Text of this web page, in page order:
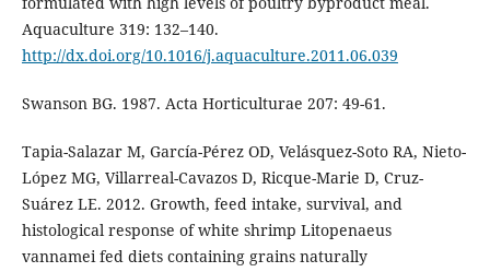
Aquaculture 319: 132–140.
http://dx.doi.org/10.1016/j.aquaculture.2011.06.039
Swanson BG. 1987. Acta Horticulturae 207: 49-61.
Tapia-Salazar M, García-Pérez OD, Velásquez-Soto RA, Nieto-
López MG, Villarreal-Cavazos D, Ricque-Marie D, Cruz-
Suárez LE. 2012. Growth, feed intake, survival, and
histological response of white shrimp Litopenaeus
vannamei fed diets containing grains naturally